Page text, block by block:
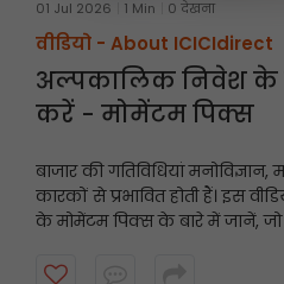
01 Jul 2026 1 Min 0 देखना
वीडियो - About ICICIdirect
अल्पकालिक निवेश के
करें - मोमेंटम पिक्स
बाजार की गतिविधियां
कारकों से प्रभावित होती हैं। इस
के मोमेंटम पिक्स के बारे में जानें,
वाले शेयरों को उजागर करते हैं।